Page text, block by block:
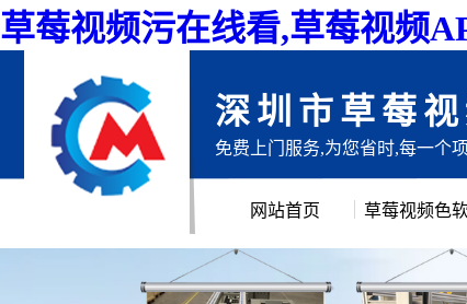
草莓视频污在线看,草莓视频
深圳市草莓
免费上门服务,为您省时,每一个
网站首页 草莓视频色